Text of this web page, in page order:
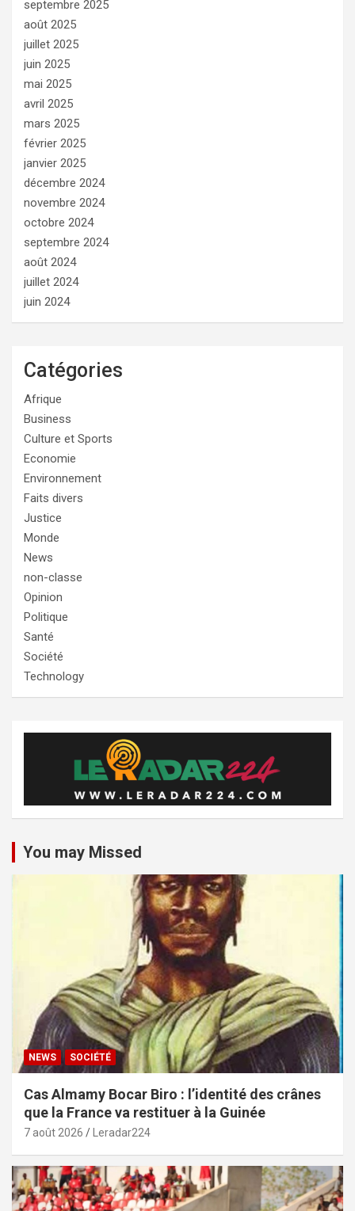
septembre 2025
août 2025
juillet 2025
juin 2025
mai 2025
avril 2025
mars 2025
février 2025
janvier 2025
décembre 2024
novembre 2024
octobre 2024
septembre 2024
août 2024
juillet 2024
juin 2024
Catégories
Afrique
Business
Culture et Sports
Economie
Environnement
Faits divers
Justice
Monde
News
non-classe
Opinion
Politique
Santé
Société
Technology
You may Missed
NEWS SOCIÉTÉ
Cas Almamy Bocar Biro : l’identité des crânes
que la France va restituer à la Guinée
7 août 2026 Leradar224